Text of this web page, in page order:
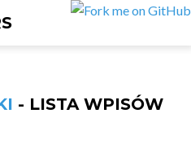
- LISTA WPISÓW